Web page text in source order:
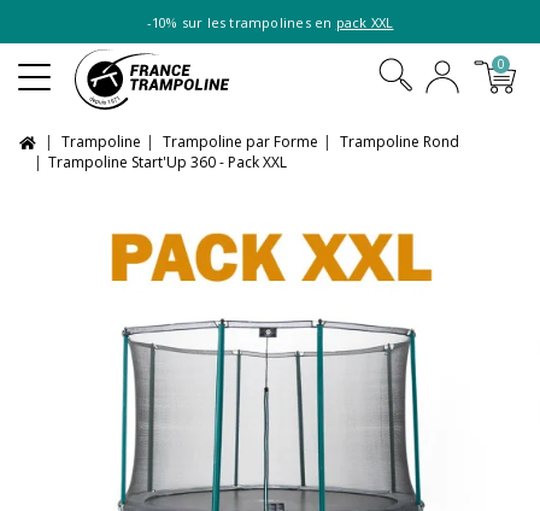
-10% sur les trampolines en pack XXL
0
Trampoline Trampoline par Forme
Trampoline Rond
Trampoline Start'Up 360 - Pack XXL